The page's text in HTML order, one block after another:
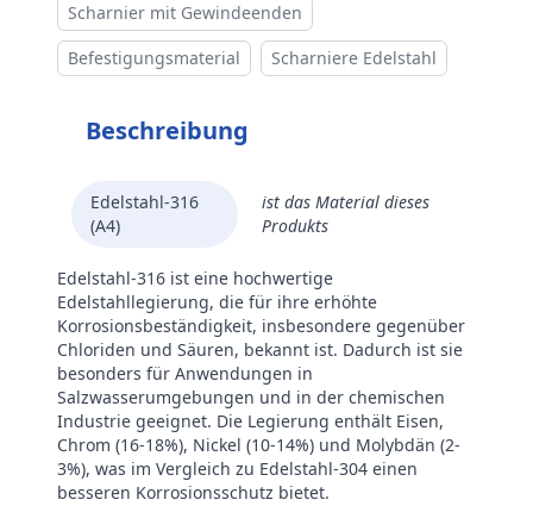
Scharnier mit Gewindeenden
Befestigungsmaterial
Scharniere Edelstahl
Beschreibung
Edelstahl-316
(A4)
ist das Material dieses
Produkts
Edelstahl-316 ist eine hochwertige
Edelstahllegierung, die für ihre erhöhte
Korrosionsbeständigkeit, insbesondere gegenüber
Chloriden und Säuren, bekannt ist. Dadurch ist sie
besonders für Anwendungen in
Salzwasserumgebungen und in der chemischen
Industrie geeignet. Die Legierung enthält Eisen,
Chrom (16-18%), Nickel (10-14%) und Molybdän (2-
3%), was im Vergleich zu Edelstahl-304 einen
besseren Korrosionsschutz bietet.